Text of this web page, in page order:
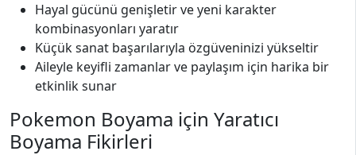
Hayal gücünü genişletir ve yeni karakter
kombinasyonları yaratır
Küçük sanat başarılarıyla özgüveninizi yükseltir
Aileyle keyifli zamanlar ve paylaşım için harika bir
etkinlik sunar
Pokemon Boyama için Yaratıcı
Boyama Fikirleri